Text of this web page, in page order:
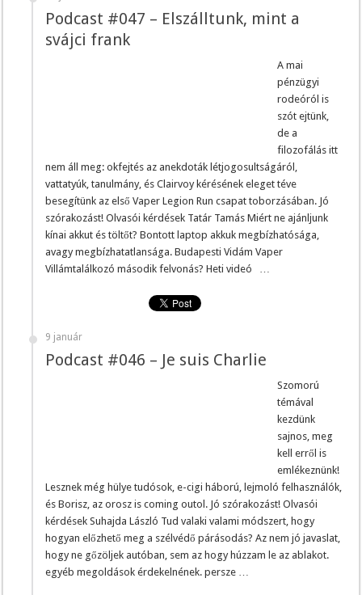
Podcast #047 – Elszálltunk, mint a
svájci frank
A mai
pénzügyi
rodeóról is
szót ejtünk,
de a
filozofálás itt
nem áll meg: okfejtés az anekdoták létjogosultságáról,
vattatyúk, tanulmány, és Clairvoy kérésének eleget téve
besegítünk az első Vaper Legion Run csapat toborzásában. Jó
szórakozást! Olvasói kérdések Tatár Tamás Miért ne ajánljunk
kínai akkut és töltőt? Bontott laptop akkuk megbízhatósága,
avagy megbízhatatlansága. Budapesti Vidám Vaper
Villámtalálkozó második felvonás? Heti videó …
9 január
Podcast #046 – Je suis Charlie
Szomorú
témával
kezdünk
sajnos, meg
kell erről is
emlékeznünk!
Lesznek még hülye tudósok, e-cigi háború, lejmoló felhasználók,
és Borisz, az orosz is coming outol. Jó szórakozást! Olvasói
kérdések Suhajda László Tud valaki valami módszert, hogy
hogyan előzhető meg a szélvédő párásodás? Az nem jó javaslat,
hogy ne gőzöljek autóban, sem az hogy húzzam le az ablakot.
egyéb megoldások érdekelnének. persze …